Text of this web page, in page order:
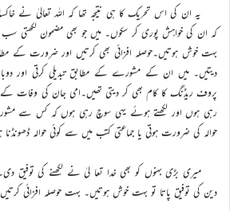
یہ ان کی اس تحریک کا ہی نتیجہ تھا کہ اللہ تعالیٰ نے
کہ ان کی خواہش پوری کر سکوں۔ میں جو بھی مضمون لکھتی سب
بہت خوش ہوتیں۔حوصلہ افزائی بھی کرتیں اور ضرورت کے
دیتیں۔ میں ان کے مشورے کے مطابق تبدیلی کرتی اور
پروف ریڈنگ کا کام بھی کر دیتی تھیں۔امی جان کی وفات کے
رہی ہوں اور لکھتے ہوئے یہی سوچ رہی ہوں کہ کس سے
حوالہ کی ضرورت ہوتی یا جماعتی کتب میں سے کوئی حوالہ
میری بڑی بہنوں کو بھی خدا تعا لیٰ نے لکھنے کی توفیق
دین کی توفیق پاتا تو بہت خوش ہوتیں۔ بہت حوصلہ افزائی کرتیں